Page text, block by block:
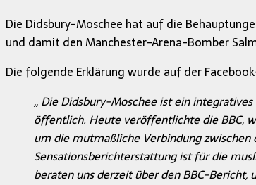
Die Didsbury-Moschee hat auf die
und damit den Manchester-Arena-Bomber
Die folgende Erklärung wurde auf der
,, Die Didsbury-Moschee ist ein
öffentlich. Heute veröffentlichte die BBC,
um die mutmaßliche Verbindung
Sensationsberichterstattung ist für die
beraten uns derzeit über den BBC-